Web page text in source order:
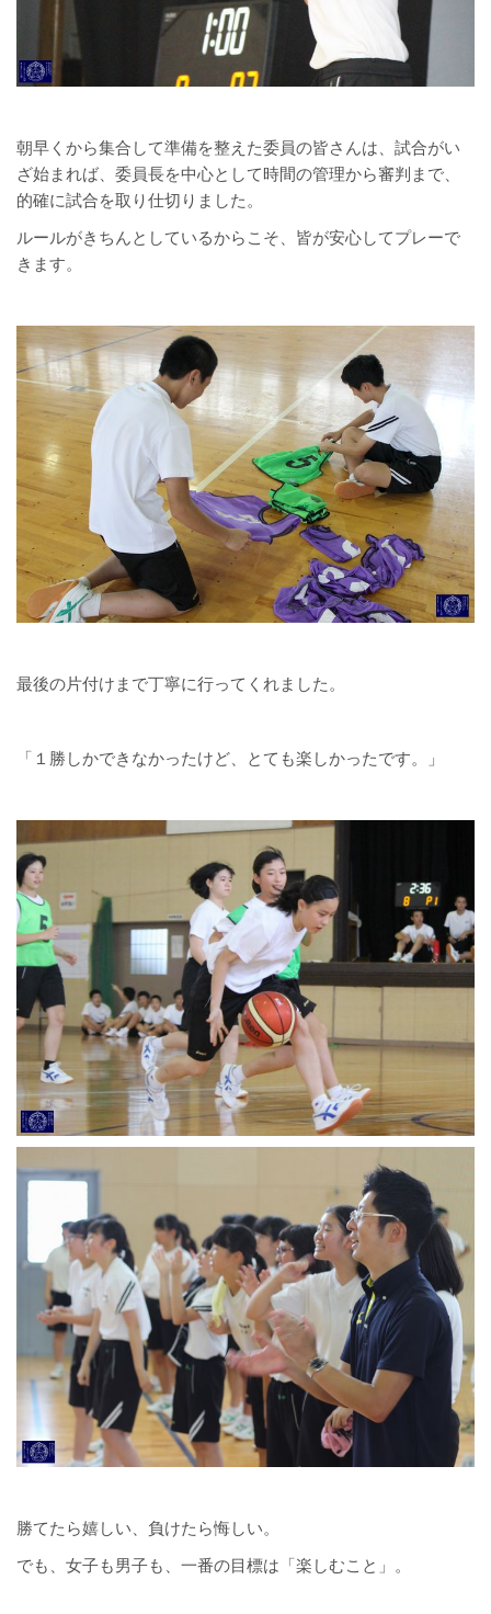
朝早くから集合して準備を整えた委員の皆さんは、試合がい
ざ始まれば、委員長を中心として時間の管理から審判まで、
的確に試合を取り仕切りました。
ルールがきちんとしているからこそ、皆が安心してプレーで
きます。
最後の片付けまで丁寧に行ってくれました。
「１勝しかできなかったけど、とても楽しかったです。」
勝てたら嬉しい、負けたら悔しい。
でも、女子も男子も、一番の目標は「楽しむこと」。